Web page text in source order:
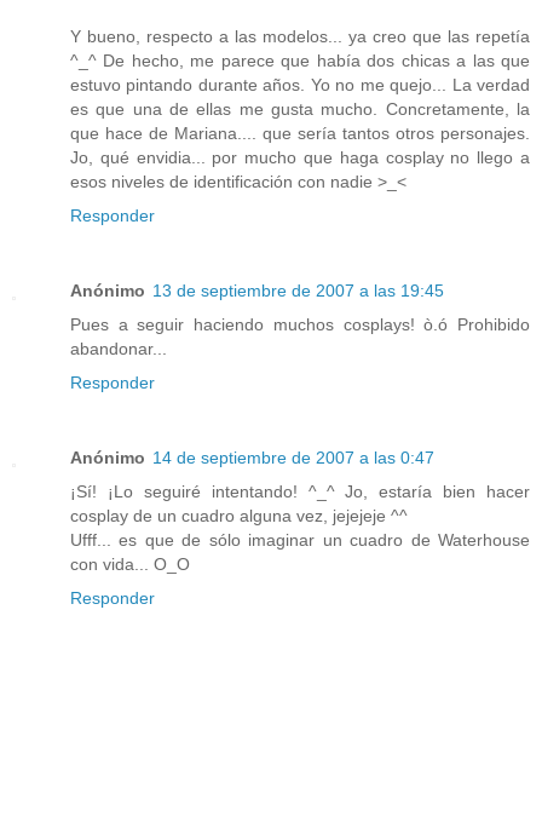
Y bueno, respecto a las modelos... ya creo que las repetía
^_^ De hecho, me parece que había dos chicas a las que
estuvo pintando durante años. Yo no me quejo... La verdad
es que una de ellas me gusta mucho. Concretamente, la
que hace de Mariana.... que sería tantos otros personajes.
Jo, qué envidia... por mucho que haga cosplay no llego a
esos niveles de identificación con nadie >_<
Responder
Anónimo 13 de septiembre de 2007 a las 19:45
Pues a seguir haciendo muchos cosplays! ò.ó Prohibido
abandonar...
Responder
Anónimo 14 de septiembre de 2007 a las 0:47
¡Sí! ¡Lo seguiré intentando! ^_^ Jo, estaría bien hacer
cosplay de un cuadro alguna vez, jejejeje ^^
Ufff... es que de sólo imaginar un cuadro de Waterhouse
con vida... O_O
Responder